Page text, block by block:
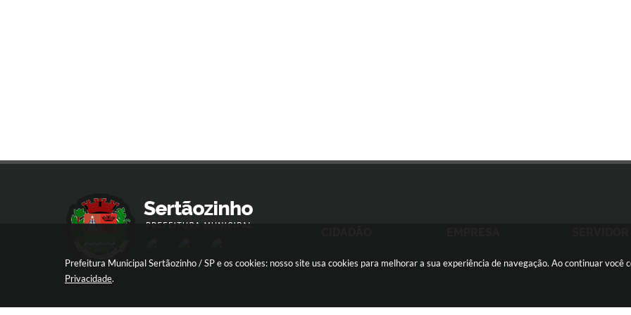
Prefeitura Municipal Sertãozinho / SP e os cookies: nosso site usa cookies para melhorar a sua experiência de navegação. Ao continuar você
Privacidade.